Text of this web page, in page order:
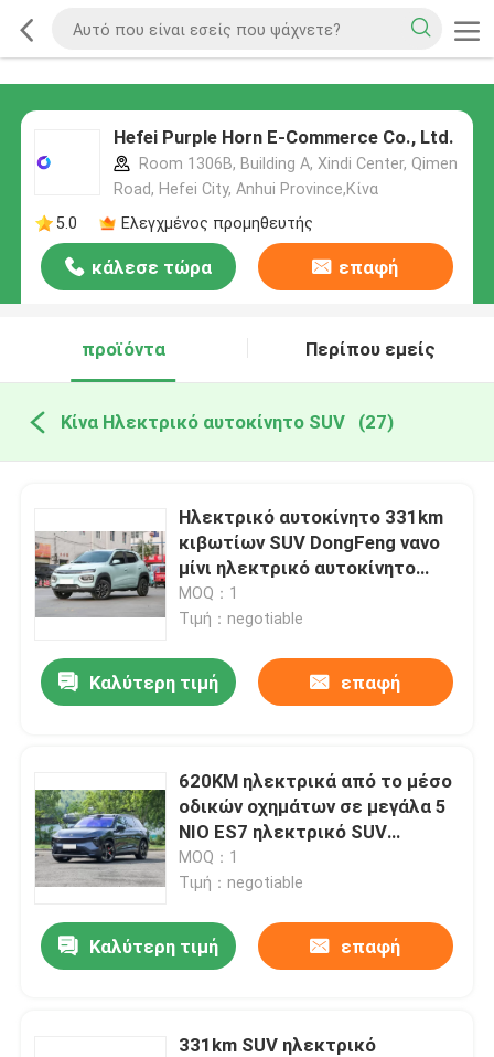
Hefei Purple Horn E-Commerce Co., Ltd.
Room 1306B, Building A, Xindi Center, Qimen
Road, Hefei City, Anhui Province,Κίνα
5.0
Ελεγχμένος προμηθευτής
κάλεσε τώρα επαφή
προϊόντα Περίπου εμείς
Κίνα Ηλεκτρικό αυτοκίνητο SUV (27)
Ηλεκτρικό αυτοκίνητο 331km
κιβωτίων SUV DongFeng νανο
μίνι ηλεκτρικό αυτοκίνητο
δαπανών υψηλής ταχύτητας
γρήγορο
MOQ：1
Τιμή：negotiable
Καλύτερη τιμή επαφή
620KM ηλεκτρικά από το μέσο
οδικών οχημάτων σε μεγάλα 5
NIO ES7 ηλεκτρικό SUV
πορτών
MOQ：1
Τιμή：negotiable
Καλύτερη τιμή επαφή
331km SUV ηλεκτρικό